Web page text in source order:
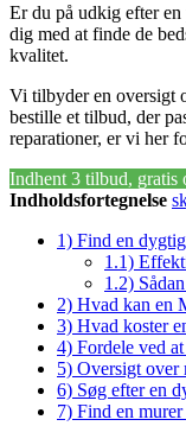
Er du på udkig efter
dig med at finde de
kvalitet.
Vi tilbyder en oversigt
bestille et tilbud, der
reparationer, er vi her
Indhent 3 tilbud, gratis
Indholdsfortegnelse
1) Find en
1.1)
1.2)
2) Hvad kan en
3) Hvad koster
4) Fordele ved
5) Oversigt over
6) Søg efter en
7) Find en